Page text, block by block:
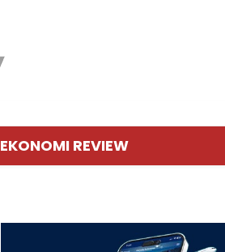
EKONOMI REVIEW